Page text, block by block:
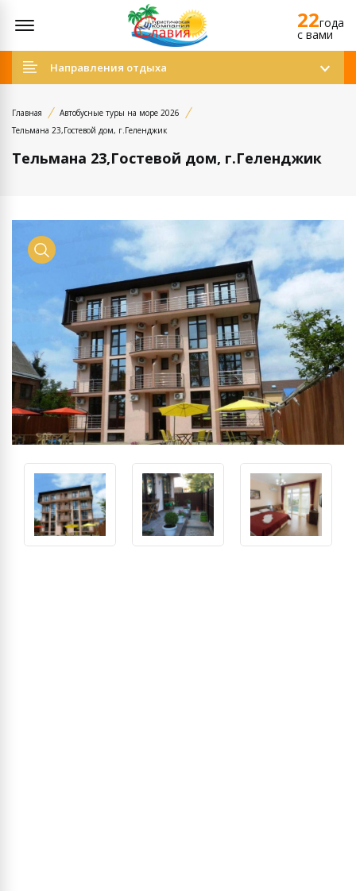
22года
c вами
Направления отдыха
Главная
Автобусные туры на море 2026
Тельмана 23,Гостевой дом, г.Геленджик
Тельмана 23,Гостевой дом, г.Геленджик
Просмотр